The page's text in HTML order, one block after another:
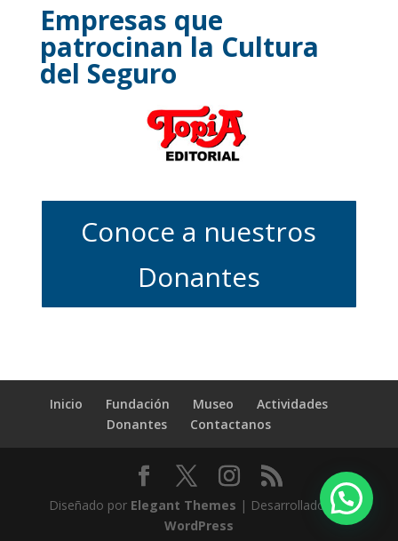
Empresas que
patrocinan la Cultura
del Seguro
Conoce a nuestros
Donantes
Inicio Fundación Museo
Actividades
Donantes
Contactanos
Diseñado por Elegant Themes | Desarrollado por
WordPress